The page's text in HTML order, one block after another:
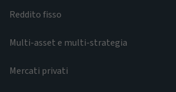
Reddito fisso
Multi-asset e multi-strategia
Mercati privati